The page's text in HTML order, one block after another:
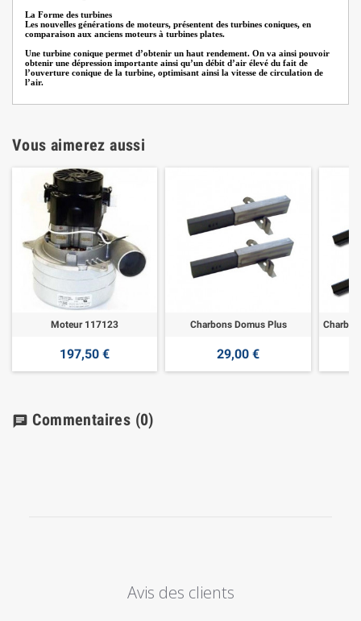
La Forme des turbines
Les nouvelles générations de moteurs, présentent des turbines coniques, en
comparaison aux anciens moteurs à turbines plates.
Une turbine conique permet d’obtenir un haut rendement. On va ainsi pouvoir
obtenir une dépression importante ainsi qu’un débit d’air élevé du fait de
l’ouverture conique de la turbine, optimisant ainsi la vitesse de circulation de
l’air.
Vous aimerez aussi
Moteur 117123
197,50 €
Charbons Domus Plus
29,00 €
chat Commentaires (0)
Avis des clients